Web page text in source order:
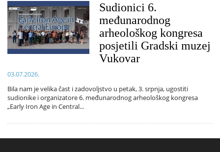
Sudionici 6.
međunarodnog
arheološkog kongresa
posjetili Gradski muzej
Vukovar
03.07.2026.
Bila nam je velika čast i zadovoljstvo u petak, 3. srpnja, ugostiti
sudionike i organizatore 6. međunarodnog arheološkog kongresa
„Early Iron Age in Central...